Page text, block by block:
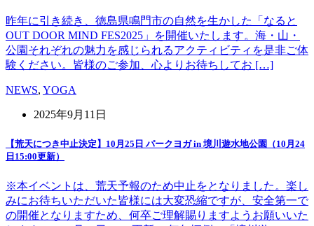
昨年に引き続き、徳島県鳴門市の自然を生かした「なると
OUT DOOR MIND FES2025」を開催いたします。海・山・
公園それぞれの魅力を感じられるアクティビティを是非ご体
験ください。皆様のご参加、心よりお待ちしてお […]
NEWS, YOGA
2025年9月11日
【荒天につき中止決定】10月25日 パークヨガ in 境川遊水地公園（10月24
日15:00更新）
※本イベントは、荒天予報のため中止をとなりました。楽し
みにお待ちいただいた皆様には大変恐縮ですが、安全第一で
の開催となりますため、何卒ご理解賜りますようお願いいた